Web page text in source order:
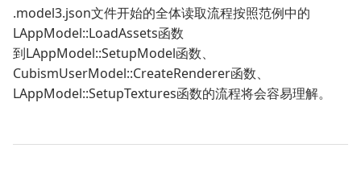
.model3.json文件开始的全体读取流程按照范例中的
LAppModel::LoadAssets函数
到LAppModel::SetupModel函数、
CubismUserModel::CreateRenderer函数、
LAppModel::SetupTextures函数的流程将会容易理解。